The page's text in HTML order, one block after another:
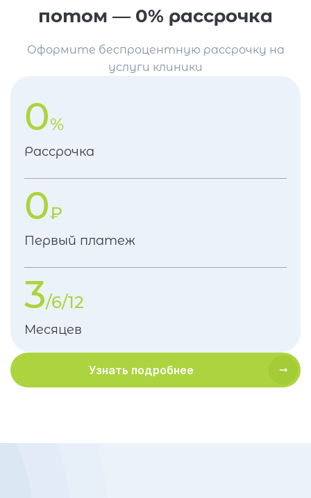
потом — 0% рассрочка
Оформите беспроцентную рассрочку на
услуги клиники
0%
Рассрочка
0₽
Первый платеж
3/6/12
Месяцев
Узнать подробнее